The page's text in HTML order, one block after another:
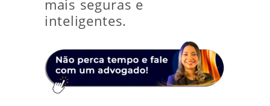
mais seguras e
inteligentes.